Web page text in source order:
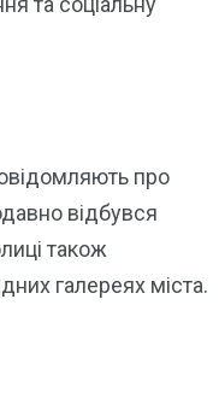
про
відбувся
також
галереях міста.